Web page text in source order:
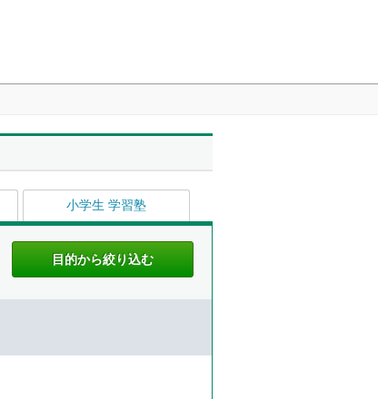
小学生 学習塾